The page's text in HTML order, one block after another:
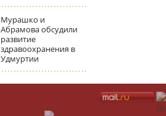
Мурашко и
Абрамова обсудили
развитие
здравоохранения в
Удмуртии